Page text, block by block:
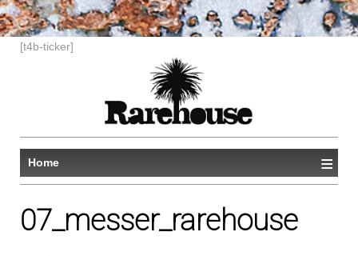
[t4b-ticker]
Home ≡
07_messer_rarehouse